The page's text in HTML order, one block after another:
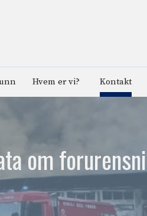
Hvem er vi? Kontakt
om